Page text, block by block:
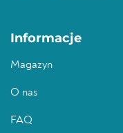
Informacje
Magazyn
O nas
FAQ